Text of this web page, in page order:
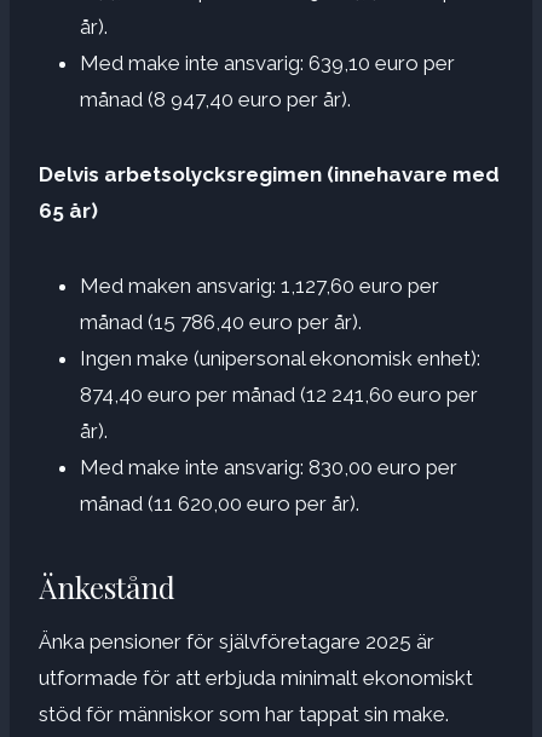
år).
Med make inte ansvarig: 639,10 euro per
månad (8 947,40 euro per år).
Delvis arbetsolycksregimen (innehavare med
65 år)
Med maken ansvarig: 1,127,60 euro per
månad (15 786,40 euro per år).
Ingen make (unipersonal ekonomisk enhet):
874,40 euro per månad (12 241,60 euro per
år).
Med make inte ansvarig: 830,00 euro per
månad (11 620,00 euro per år).
Änkestånd
Änka pensioner för självföretagare 2025 är
utformade för att erbjuda minimalt ekonomiskt
stöd för människor som har tappat sin make.